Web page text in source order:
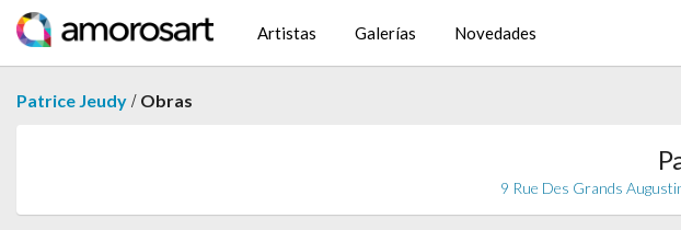
Artistas Galerías Novedades
Patrice Jeudy / Obras
9 Rue Des Grands